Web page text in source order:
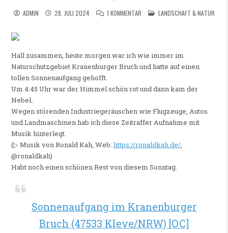
ADMIN 28. JULI 2024 1 KOMMENTARZU SONNENAUFGANG IM
POSTED IN
LANDSCHAFT & NATUR
Hall zusammen, heute morgen war ich wie immer im
Naturschutzgebiet Kranenburger Bruch und hatte auf einen
tollen Sonnenaufgang gehofft.
Um 4:45 Uhr war der Himmel schön rot und dann kam der
Nebel..
Wegen störenden Industriegeräuschen wie Flugzeuge, Autos
und Landmaschinen hab ich diese Zeitraffer Aufnahme mit
Musik hinterlegt.
(▷ Musik von Ronald Kah, Web: https://ronaldkah.de/,
@ronaldkah)
Habt noch einen schönen Rest von diesem Sonntag.
Sonnenaufgang im Kranenburger
Bruch (47533 Kleve/NRW) [OC]